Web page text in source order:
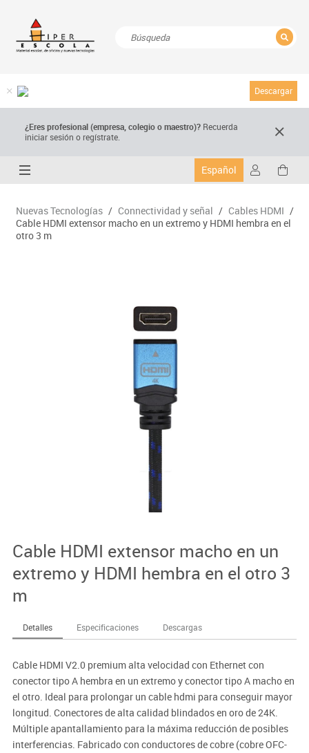
Descargar
¿Eres profesional (empresa, colegio o maestro)? Recuerda
iniciar sesión o regístrate.
Español
Nuevas Tecnologías / Connectividad y señal / Cables HDMI /
Cable HDMI extensor macho en un extremo y HDMI hembra en el
otro 3 m
Cable HDMI extensor macho en un
extremo y HDMI hembra en el otro 3
m
Detalles Especificaciones Descargas
Cable HDMI V2.0 premium alta velocidad con Ethernet con
conector tipo A hembra en un extremo y conector tipo A macho en
el otro. Ideal para prolongar un cable hdmi para conseguir mayor
longitud. Conectores de alta calidad blindados en oro de 24K.
Múltiple apantallamiento para la máxima reducción de posibles
interferencias. Fabricado con conductores de cobre (cobre OFC-